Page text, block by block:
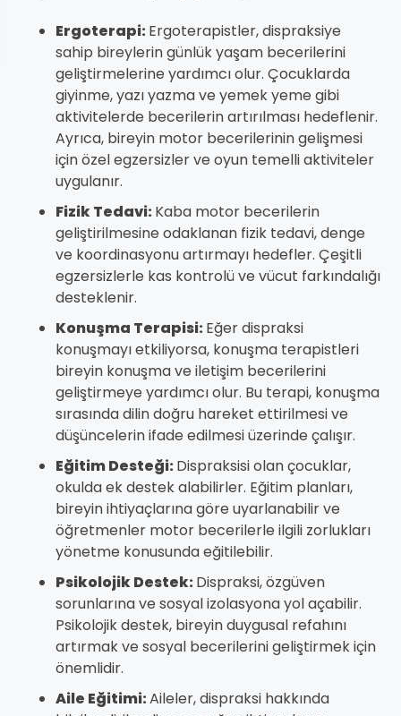
Ergoterapi:Ergoterapistler, dispraksiye
sahip bireylerin günlük yaşam becerilerini
geliştirmelerine yardımcı olur. Çocuklarda
giyinme, yazı yazma ve yemek yeme gibi
aktivitelerde becerilerin artırılması hedeflenir.
Ayrıca, bireyin motor becerilerinin gelişmesi
için özel egzersizler ve oyun temelli aktiviteler
uygulanır.
Fizik Tedavi:Kaba motor becerilerin
geliştirilmesine odaklanan fizik tedavi, denge
ve koordinasyonu artırmayı hedefler. Çeşitli
egzersizlerle kas kontrolü ve vücut farkındalığı
desteklenir.
Konuşma Terapisi:Eğer dispraksi
konuşmayı etkiliyorsa, konuşma terapistleri
bireyin konuşma ve iletişim becerilerini
geliştirmeye yardımcı olur. Bu terapi, konuşma
sırasında dilin doğru hareket ettirilmesi ve
düşüncelerin ifade edilmesi üzerinde çalışır.
Eğitim Desteği:Dispraksisi olan çocuklar,
okulda ek destek alabilirler. Eğitim planları,
bireyin ihtiyaçlarına göre uyarlanabilir ve
öğretmenler motor becerilerle ilgili zorlukları
yönetme konusunda eğitilebilir.
Psikolojik Destek:Dispraksi, özgüven
sorunlarına ve sosyal izolasyona yol açabilir.
Psikolojik destek, bireyin duygusal refahını
artırmak ve sosyal becerilerini geliştirmek için
önemlidir.
Aile Eğitimi:Aileler, dispraksi hakkında